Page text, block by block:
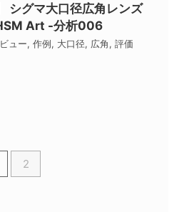
シグマ大口径広角レンズ
Art -分析006
ュー, 作例, 大口径, 広角, 評価
2